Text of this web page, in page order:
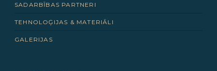
SADARBĪBAS PARTNERI
TEHNOLOĢIJAS & MATERIĀLI
GALERIJAS